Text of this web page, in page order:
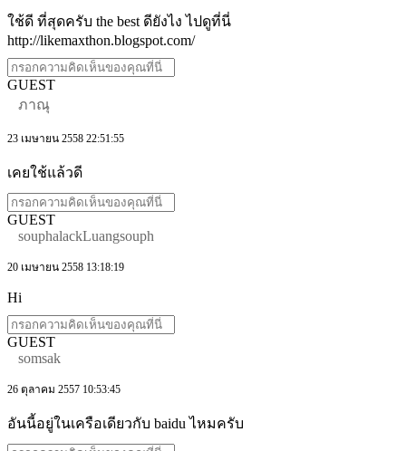
ใช้ดี ที่สุดครับ the best ดียังไง ไปดูที่นี่
http://likemaxthon.blogspot.com/
GUEST
ภาณุ
23 เมษายน 2558 22:51:55
เคยใช้แล้วดี
GUEST
souphalackLuangsouph
20 เมษายน 2558 13:18:19
Hi
GUEST
somsak
26 ตุลาคม 2557 10:53:45
อันนี้อยู่ในเครือเดียวกับ baidu ไหมครับ